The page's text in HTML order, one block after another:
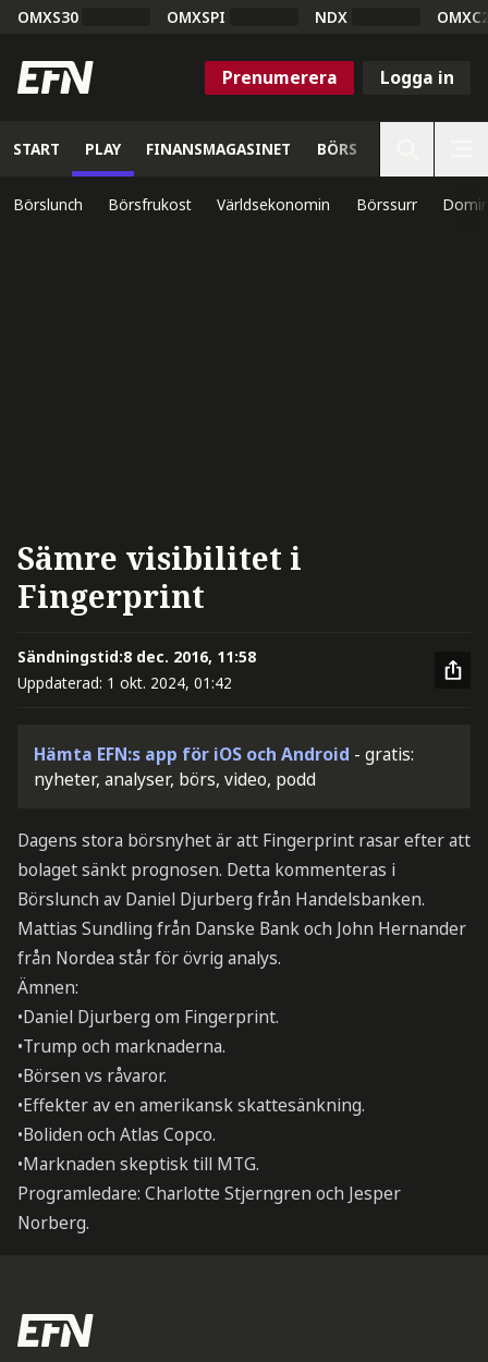
OMXS30 OMXSPI NDX
Prenumerera Logga in
START PLAY FINANSMAGASINET BÖRS
Börslunch Börsfrukost Världsekonomin Börssurr
Sämre visibilitet i
Fingerprint
Sändningstid:8 dec. 2016, 11:58
Uppdaterad: 1 okt. 2024, 01:42
Hämta EFN:s app för iOS och Android - gratis:
nyheter, analyser, börs, video, podd
Dagens stora börsnyhet är att Fingerprint rasar efter att
bolaget sänkt prognosen. Detta kommenteras i
Börslunch av Daniel Djurberg från Handelsbanken.
Mattias Sundling från Danske Bank och John Hernander
från Nordea står för övrig analys.
Ämnen:
•Daniel Djurberg om Fingerprint.
•Trump och marknaderna.
•Börsen vs råvaror.
•Effekter av en amerikansk skattesänkning.
•Boliden och Atlas Copco.
•Marknaden skeptisk till MTG.
Programledare: Charlotte Stjerngren och Jesper
Norberg.